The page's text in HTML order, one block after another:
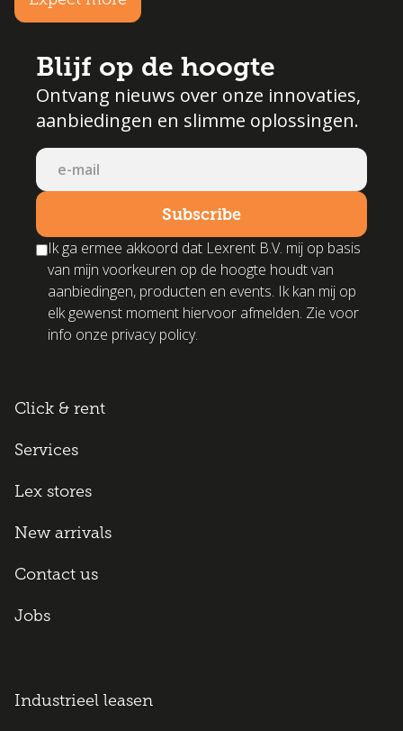
Blijf op de hoogte
Ontvang nieuws over onze innovaties,
aanbiedingen en slimme oplossingen.
Ik ga ermee akkoord dat Lexrent B.V. mij op basis
van mijn voorkeuren op de hoogte houdt van
aanbiedingen, producten en events. Ik kan mij op
elk gewenst moment hiervoor afmelden. Zie voor
info onze privacy policy.
Click & rent
Services
Lex stores
New arrivals
Contact us
Jobs
Industrieel leasen